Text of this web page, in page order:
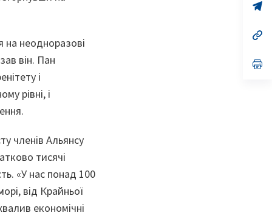
на неодноразові
він. Пан
і
рівні, і
членів Альянсу
тисячі
«У нас понад 100
від Крайньої
економічні